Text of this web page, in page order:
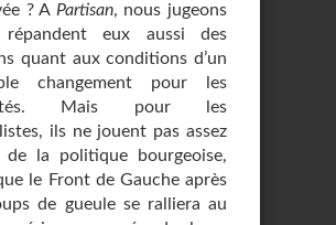
? A Partisan, nous jugeons
répandent eux aussi des
quant aux conditions d’un
changement pour les
Mais pour les
ils ne jouent pas assez
de la politique bourgeoise,
le Front de Gauche après
de gueule se ralliera au